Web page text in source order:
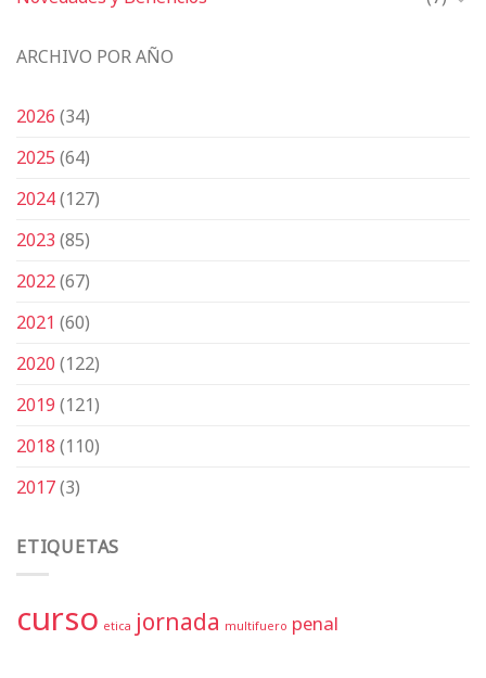
ARCHIVO POR AÑO
2026(34)
2025(64)
2024(127)
2023(85)
2022(67)
2021 (60)
2020(122)
2019(121)
2018(110)
2017(3)
ETIQUETAS
curso etica jornada multifuero penal